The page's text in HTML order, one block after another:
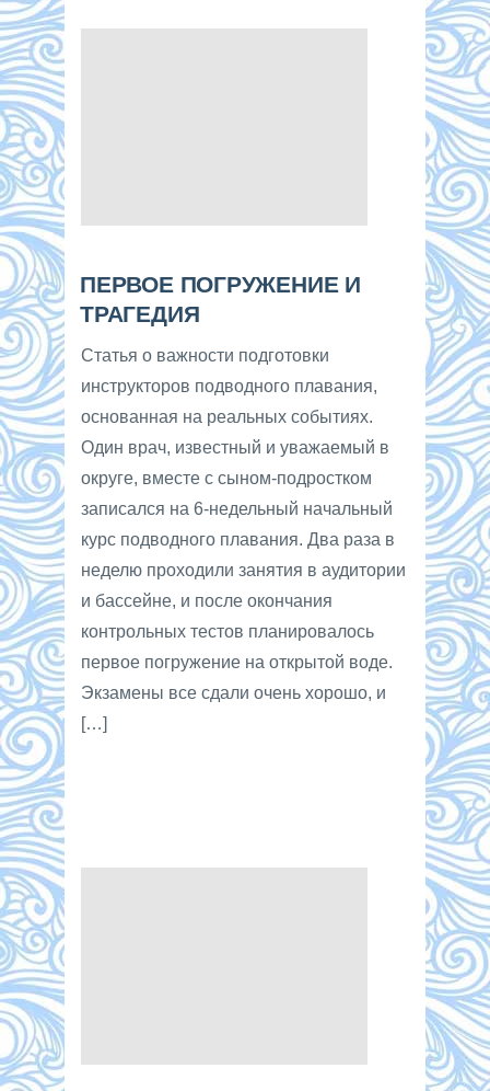
ПЕРВОЕ ПОГРУЖЕНИЕ И
ТРАГЕДИЯ
Статья о важности подготовки
инструкторов подводного плавания,
основанная на реальных событиях.
Один врач, известный и уважаемый в
округе, вместе с сыном-подростком
записался на 6-недельный начальный
курс подводного плавания. Два раза в
неделю проходили занятия в аудитории
и бассейне, и после окончания
контрольных тестов планировалось
первое погружение на открытой воде.
Экзамены все сдали очень хорошо, и
[…]